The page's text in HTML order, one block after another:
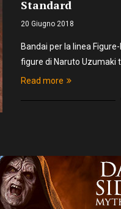
Standard
20 Giugno 2018
Bandai per la linea
figure di Naruto Uzumaki
Read more